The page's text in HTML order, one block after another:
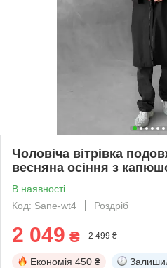
Чоловіча вітрівка
весняна осіння з
В наявності
Код: Sane-wt4
Роздріб
2 049 ₴ 2 499 ₴
Економія 450 ₴